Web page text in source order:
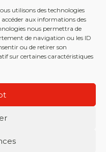
utilisons des technologies
aux informations des
nous permettra de
de navigation ou les ID
ou de retirer son
sur certaines caractéristiques
NOS OUTILS